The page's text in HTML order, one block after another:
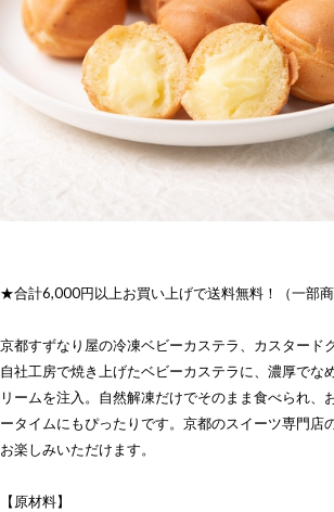
★合計6,000円以上お買い上げで送料無料！（一部商
京都すずなり屋の冷凍ベビーカステラ、カスタード
自社工房で焼き上げたベビーカステラに、濃厚でな
リームを注入。自然解凍だけでそのまま食べられ、
ータイムにもぴったりです。京都のスイーツ専門店
お楽しみいただけます。
【原材料】